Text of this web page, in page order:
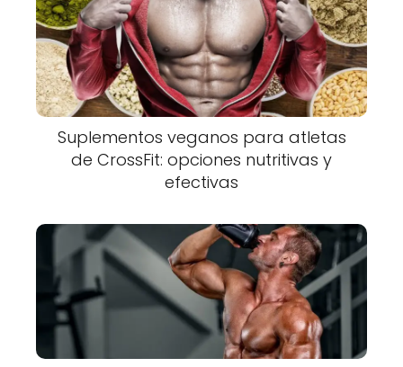
Suplementos veganos para atletas
de CrossFit: opciones nutritivas y
efectivas